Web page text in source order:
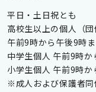
平日・土日祝とも
高校生以上の個人（団
午前9時から午後9時
中学生個人 午前9時か
小学生個人 午前9時か
※成人および保護者